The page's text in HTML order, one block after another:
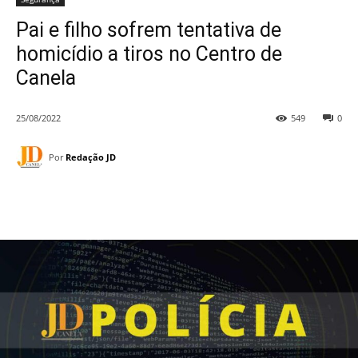
Pai e filho sofrem tentativa de
homicídio a tiros no Centro de
Canela
25/08/2022 0
549
Por Redação JD